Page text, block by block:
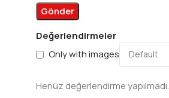
Değerlendirmeler
Only with images
Henüz değerlendirme yapılmadı.